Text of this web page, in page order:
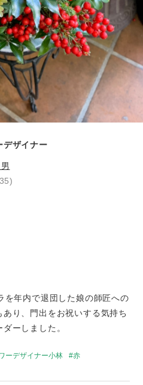
デザイナー
を年内で退団した娘の師匠への
り、門出をお祝いする気持ち
ーしました。
ーデザイナー小林 赤